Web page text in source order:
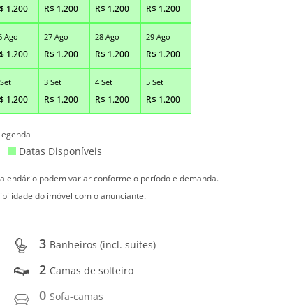
1.200 R$ 1.200 R$ 1.200 R$ 1.200
Ago
1.200
27 Ago
R$ 1.200
28 Ago
R$ 1.200
29 Ago
R$ 1.200
1.200
3 Set
R$ 1.200
4 Set
R$ 1.200
5 Set
R$ 1.200
Datas Disponíveis
podem variar conforme o período e demanda.
do imóvel com o anunciante.
3 Banheiros (incl. suítes)
2 Camas de solteiro
0 Sofa-camas